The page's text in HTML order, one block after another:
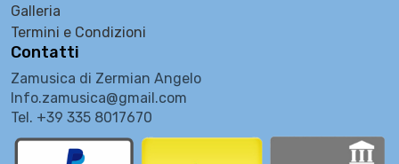
Galleria
Termini e Condizioni
Contatti
Zamusica di Zermian Angelo
Info.zamusica@gmail.com
Tel. +39 335 8017670